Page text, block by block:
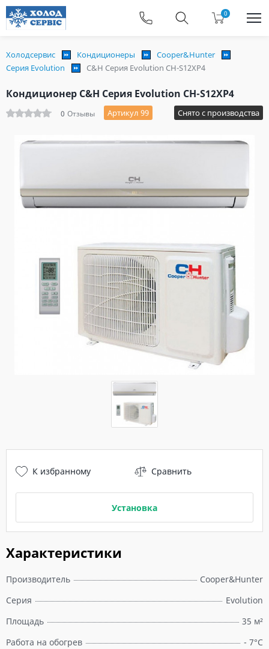
0
Холодсервис Кондиционеры
Cooper&Hunter
Серия Evolution
C&H Серия Evolution CH-S12XP4
Кондиционер C&H Серия Evolution CH-S12XP4
0 Отзывы Артикул 99 Снято с производства
Характеристики
Производитель
Cooper&Hunter
Серия
Evolution
Площадь
35 м²
Работа на обогрев
- 7°C
К избранному Сравнить
Установка